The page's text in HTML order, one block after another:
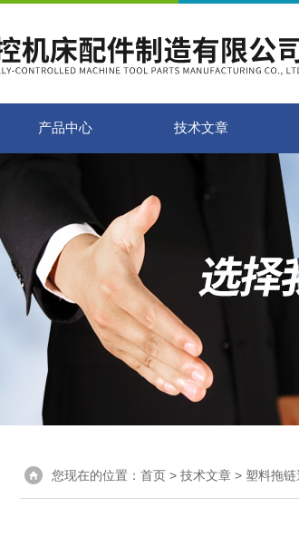
产品中心 技术文章
您现在的位置： 首页 > 技术文章 > 塑料拖